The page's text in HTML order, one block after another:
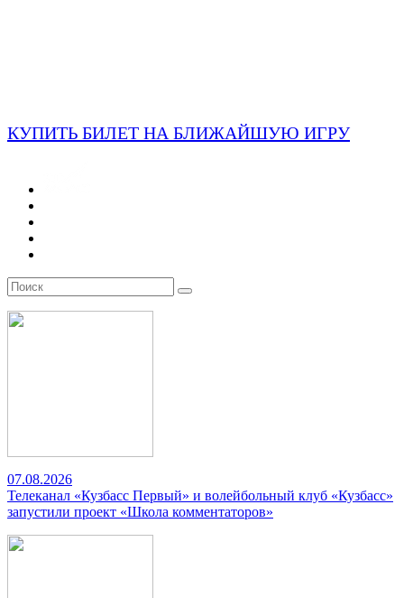
КУПИТЬ БИЛЕТ НА БЛИЖАЙШУЮ ИГРУ
07.08.2026
Телеканал «Кузбасс Первый» и волейбольный клуб «Кузбасс»
запустили проект «Школа комментаторов»